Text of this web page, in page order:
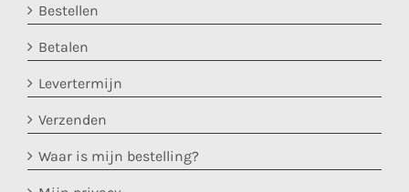
Bestellen
Betalen
Levertermijn
Verzenden
Waar is mijn bestelling?